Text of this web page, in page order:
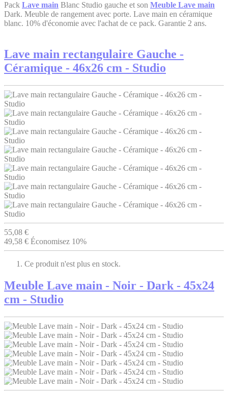
Pack Lave main Blanc Studio gauche et son Meuble Lave main
Dark. Meuble de rangement avec porte. Lave main en céramique
blanc. 10% d'économie avec l'achat de ce pack. Garantie 2 ans.
Lave main rectangulaire Gauche -
Céramique - 46x26 cm - Studio
55,08 €
49,58 € Économisez 10%
Ce produit n'est plus en stock.
Meuble Lave main - Noir - Dark - 45x24
cm - Studio